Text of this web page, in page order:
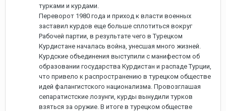
турками и курдами.
Переворот 1980 года и приход к власти военных
заставил курдов еще больше сплотиться вокруг
Рабочей партии, в результате чего в Турецком
Курдистане началась война, унесшая много жизней.
Курдские объединения выступили с манифестом об
образовании государства Курдистан и распаде Турции,
что привело к распространению в турецком обществе
идей фалангистского национализма. Провозглашая
сепаратистские лозунги, курды вынудили турков
взяться за оружие. В итоге в турецком обществе